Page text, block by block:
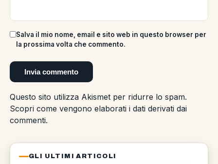
Salva il mio nome, email e sito web in questo browser per
la prossima volta che commento.
Questo sito utilizza Akismet per ridurre lo spam.
Scopri come vengono elaborati i dati derivati dai
commenti.
GLI ULTIMI ARTICOLI